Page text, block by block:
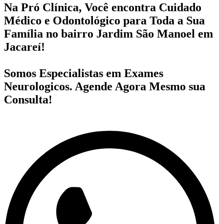
Na Pró Clínica, Você encontra Cuidado
Médico e Odontológico para Toda a Sua
Família no bairro Jardim São Manoel em
Jacareí!
Somos Especialistas em Exames
Neurologicos. Agende Agora Mesmo sua
Consulta!